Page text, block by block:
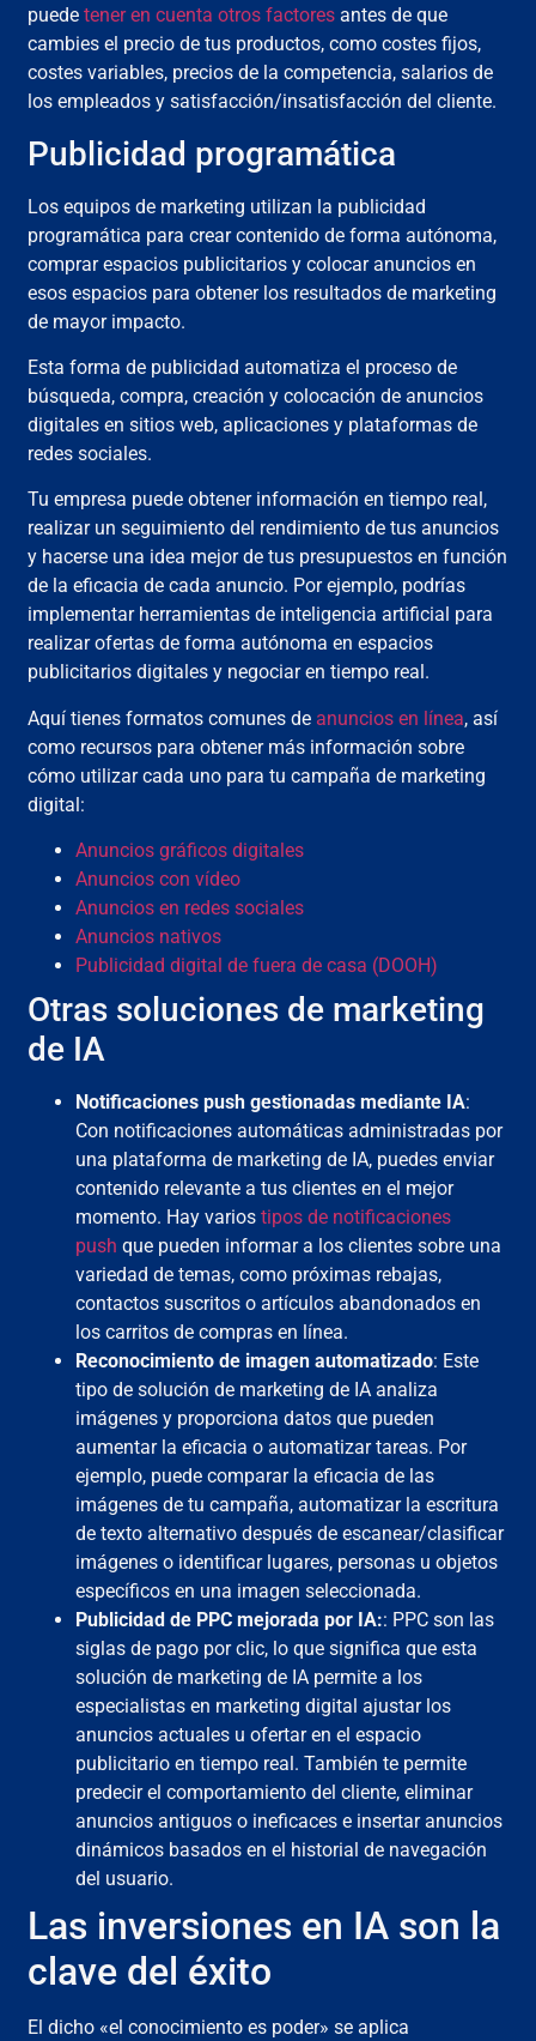
puedetener en cuenta otros factores antes de que
cambies el precio de tus productos, como costes fijos,
costes variables, precios de la competencia, salarios de
los empleados y satisfacción/insatisfacción del cliente.
Publicidad programática
Los equipos de marketing utilizan la publicidad
programática para crear contenido de forma autónoma,
comprar espacios publicitarios y colocar anuncios en
esos espacios para obtener los resultados de marketing
de mayor impacto.
Esta forma de publicidad automatiza el proceso de
búsqueda, compra, creación y colocación de anuncios
digitales en sitios web, aplicaciones y plataformas de
redes sociales.
Tu empresa puede obtener información en tiempo real,
realizar un seguimiento del rendimiento de tus anuncios
y hacerse una idea mejor de tus presupuestos en función
de la eficacia de cada anuncio. Por ejemplo, podrías
implementar herramientas de inteligencia artificial para
realizar ofertas de forma autónoma en espacios
publicitarios digitales y negociar en tiempo real.
Aquí tienes formatos comunes de anuncios en línea, así
como recursos para obtener más información sobre
cómo utilizar cada uno para tu campaña de marketing
digital:
Anuncios gráficos digitales
Anuncios con vídeo
Anuncios en redes sociales
Anuncios nativos
Publicidad digital de fuera de casa (DOOH)
Otras soluciones de marketing
de IA
Notificaciones push gestionadas mediante IA:
Con notificaciones automáticas administradas por
una plataforma de marketing de IA, puedes enviar
contenido relevante a tus clientes en el mejor
momento. Hay variostipos de notificaciones
push que pueden informar a los clientes sobre una
variedad de temas, como próximas rebajas,
contactos suscritos o artículos abandonados en
los carritos de compras en línea.
Reconocimiento de imagen automatizado: Este
tipo de solución de marketing de IA analiza
imágenes y proporciona datos que pueden
aumentar la eficacia o automatizar tareas. Por
ejemplo, puede comparar la eficacia de las
imágenes de tu campaña, automatizar la escritura
de texto alternativo después de escanear/clasificar
imágenes o identificar lugares, personas u objetos
específicos en una imagen seleccionada.
Publicidad de PPC mejorada por IA:: PPC son las
siglas de pago por clic, lo que significa que esta
solución de marketing de IA permite a los
especialistas en marketing digital ajustar los
anuncios actuales u ofertar en el espacio
publicitario en tiempo real. También te permite
predecir el comportamiento del cliente, eliminar
anuncios antiguos o ineficaces e insertar anuncios
dinámicos basados en el historial de navegación
del usuario.
Las inversiones en IA son la
clave del éxito
El dicho «el conocimiento es poder» se aplica